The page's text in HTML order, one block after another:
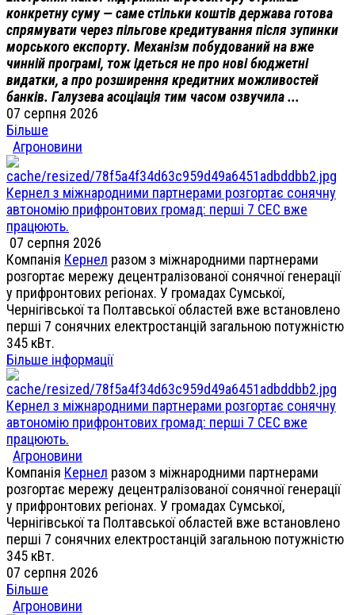
конкретну суму — саме стільки коштів держава готова
спрямувати через пільгове кредитування після зупинки
морського експорту. Механізм побудований на вже
чинній програмі, тож ідеться не про нові бюджетні
видатки, а про розширення кредитних можливостей
банків. Галузева асоціація тим часом озвучила ...
07 серпня 2026
Більше
Агроновини
Кернел з міжнародними партнерами розгортає сонячну
автономію прифронтових громад: перші 7 СЕС вже
працюють.
07 серпня 2026
Компанія Кернел разом з міжнародними партнерами
розгортає мережу децентралізованої сонячної генерації
у прифронтових регіонах. У громадах Сумської,
Чернігівської та Полтавської областей вже встановлено
перші 7 сонячних електростанцій загальною потужністю
345 кВт.
Більше інформації
Кернел з міжнародними партнерами розгортає сонячну
автономію прифронтових громад: перші 7 СЕС вже
працюють.
Агроновини
Компанія Кернел разом з міжнародними партнерами
розгортає мережу децентралізованої сонячної генерації
у прифронтових регіонах. У громадах Сумської,
Чернігівської та Полтавської областей вже встановлено
перші 7 сонячних електростанцій загальною потужністю
345 кВт.
07 серпня 2026
Більше
Агроновини